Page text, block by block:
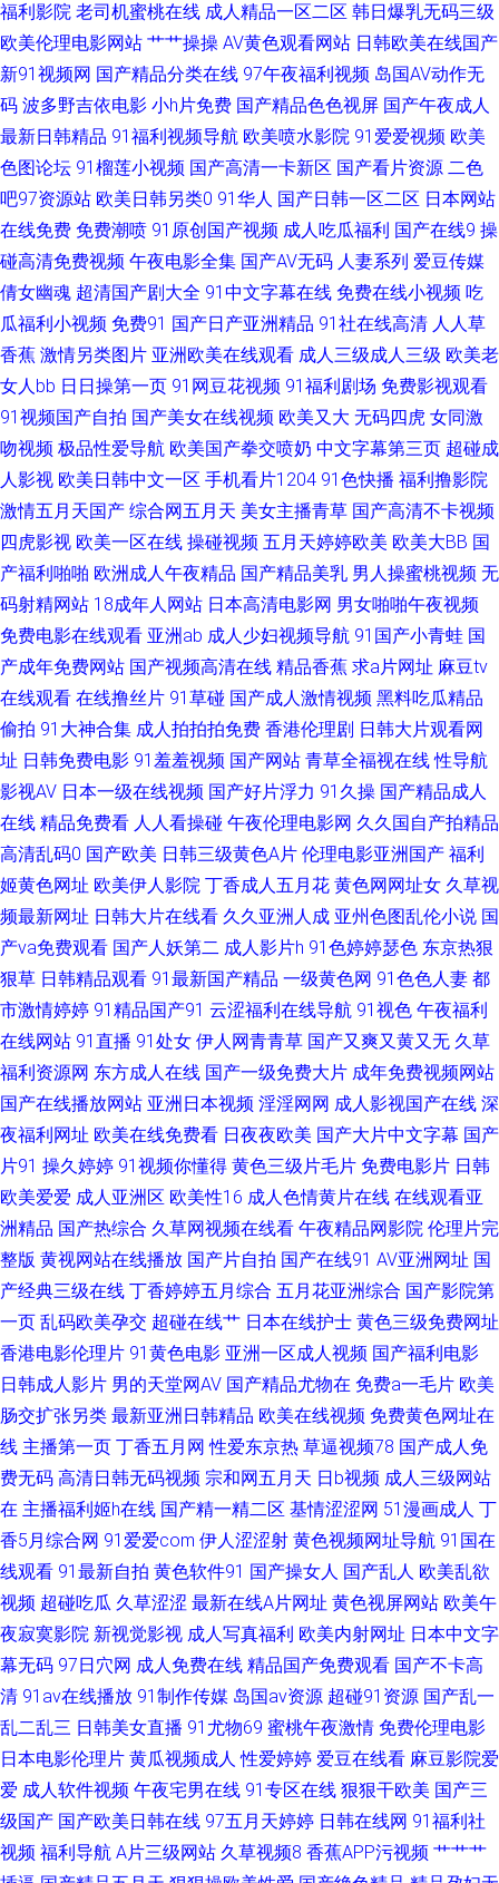
人A片网 无码18禁 伊人豆花91 www青草 青青草中文娱乐网 91福利在线看
黄污网站 美女91视频 传媒A片 深夜黄色A片 成人av五月花 免费观看国产视
频 97中文资源站 岛国A片 激情五月天肏屄 欧美A片免费视频 深夜福利网址
导航 TS伪娘在线 国产精品日韩欧 麻豆乱人伦 青青草好吊色 抖阴一二区 青娱
乐超碰 亚洲A网 91国产精选优质 国产精品伊人久久 欧美亚洲 亚洲综合激 超
美性生 午夜福利A片 97资源在线视频 蜜桃久热久精品 影音资源AV网站 丁香
综合素人 黄色电影视频网 青青草社区 亚洲超碰自拍 九一看片 欧美日韩色图
国产91在线播放 欧美人妻BBw 影音先锋俺去啦 国产在线日韩二区 91孕妇在
线 国产一区二区11 97激情97激情 爱豆传媒映画 久久偷拍视频精品 日韩国
产久久 91在线小视频 国产无套免费视频 日韩欧美亚州 国产视频久草 欧美另
类A片 天天日夜 91网战观看 超碰在线看 黑丝美女被入 日本a∨无码 伊人资源
站 91作爱 国产ts另类人妖 日韩精品网 91在线微拍视频 福利成人在线 精品
91国产0 午夜成人AV导航 www黑料尤物 久热官网 熟女91网 91碰碰 欧美AⅤ
www久草 日韩激情色图 蜜桃网性爱 五月天韩国不卡 91亚色视频 成人免费
视频网 激情五月天色色 日本老熟女HD 中文字幕日本熟女 超碰碰av 后入在
线 欧美性免一区 天天干无码 97国产在线观看 国产情侣第一页 欧美激情A图
自偷自拍做爱 国产伪娘ts在线 欧美妈穴 五月天社区在线 91迷奸精品 超碰卧
艹 韩国无码AV 日韩熟女另类视频 91精品国产孕妇 国产精品偷综合 免费欧美
人午夜网站 日韩亚欧特 2026肏逼网 国产极品另类 av久色 日韩AV激情网 大
香蕉97 亚洲第一夜 国产99 探花熟女 精品久久区 亚洲av青草影院 亚洲成人
网站大全 含羞草porn 色色爽成人精品 国产午夜精品福利 91福利合集系列 东
方成人AV在线 另类性爱影院 香蕉网伊人 91呦呦在线观看 豆花日韩成人社区
日本一本免费观看 91密桃视频 国产TS系里 蜜桃福利影院 天堂社一区二区
91成人社区电影 草草视频 精品二区精品 色网在线观看 大香蕉伊人干 色中色
综合色图
福利影院 老司机蜜桃在线 成人精品一区二区 韩日爆乳无码三级
欧美伦理电影网站 艹艹操操 AV黄色观看网站 日韩欧美在线国产
新91视频网 国产精品分类在线 97午夜福利视频 岛国AV动作无
码 波多野吉依电影 小h片免费 国产精品色色视屏 国产午夜成人
最新日韩精品 91福利视频导航 欧美喷水影院 91爱爱视频 欧美
色图论坛 91榴莲小视频 国产高清一卡新区 国产看片资源 二色
吧97资源站 欧美日韩另类0 91华人 国产日韩一区二区 日本网站
在线免费 免费潮喷 91原创国产视频 成人吃瓜福利 国产在线9 操
碰高清免费视频 午夜电影全集 国产AV无码 人妻系列 爱豆传媒
倩女幽魂 超清国产剧大全 91中文字幕在线 免费在线小视频 吃
瓜福利小视频 免费91 国产日产亚洲精品 91社在线高清 人人草
香蕉 激情另类图片 亚洲欧美在线观看 成人三级成人三级 欧美老
女人bb 日日操第一页 91网豆花视频 91福利剧场 免费影视观看
91视频国产自拍 国产美女在线视频 欧美又大 无码四虎 女同激
吻视频 极品性爱导航 欧美国产拳交喷奶 中文字幕第三页 超碰成
人影视 欧美日韩中文一区 手机看片1204 91色快播 福利撸影院
激情五月天国产 综合网五月天 美女主播青草 国产高清不卡视频
四虎影视 欧美一区在线 操碰视频 五月天婷婷欧美 欧美大BB 国
产福利啪啪 欧洲成人午夜精品 国产精品美乳 男人操蜜桃视频 无
码射精网站 18成年人网站 日本高清电影网 男女啪啪午夜视频
免费电影在线观看 亚洲ab 成人少妇视频导航 91国产小青蛙 国
产成年免费网站 国产视频高清在线 精品香蕉 求a片网址 麻豆tv
在线观看 在线撸丝片 91草碰 国产成人激情视频 黑料吃瓜精品
偷拍 91大神合集 成人拍拍拍免费 香港伦理剧 日韩大片观看网
址 日韩免费电影 91羞羞视频 国产网站 青草全福视在线 性导航
影视AV 日本一级在线视频 国产好片浮力 91久操 国产精品成人
在线 精品免费看 人人看操碰 午夜伦理电影网 久久国自产拍精品
高清乱码0 国产欧美 日韩三级黄色A片 伦理电影亚洲国产 福利
姬黄色网址 欧美伊人影院 丁香成人五月花 黄色网网址女 久草视
频最新网址 日韩大片在线看 久久亚洲人成 亚州色图乱伦小说 国
产va免费观看 国产人妖第二 成人影片h 91色婷婷瑟色 东京热狠
狠草 日韩精品观看 91最新国产精品 一级黄色网 91色色人妻 都
市激情婷婷 91精品国产91 云涩福利在线导航 91视色 午夜福利
在线网站 91直播 91处女 伊人网青青草 国产又爽又黄又无 久草
福利资源网 东方成人在线 国产一级免费大片 成年免费视频网站
国产在线播放网站 亚洲日本视频 淫淫网网 成人影视国产在线 深
夜福利网址 欧美在线免费看 日夜夜欧美 国产大片中文字幕 国产
片91 操久婷婷 91视频你懂得 黄色三级片毛片 免费电影片 日韩
欧美爱爱 成人亚洲区 欧美性16 成人色情黄片在线 在线观看亚
洲精品 国产热综合 久草网视频在线看 午夜精品网影院 伦理片完
整版 黄视网站在线播放 国产片自拍 国产在线91 AV亚洲网址 国
产经典三级在线 丁香婷婷五月综合 五月花亚洲综合 国产影院第
一页 乱码欧美孕交 超碰在线艹 日本在线护士 黄色三级免费网址
香港电影伦理片 91黄色电影 亚洲一区成人视频 国产福利电影
日韩成人影片 男的天堂网AV 国产精品尤物在 免费a一毛片 欧美
肠交扩张另类 最新亚洲日韩精品 欧美在线视频 免费黄色网址在
线 主播第一页 丁香五月网 性爱东京热 草逼视频78 国产成人免
费无码 高清日韩无码视频 宗和网五月天 日b视频 成人三级网站
在 主播福利姬h在线 国产精一精二区 基情涩涩网 51漫画成人 丁
香5月综合网 91爱爱com 伊人涩涩射 黄色视频网址导航 91国在
线观看 91最新自拍 黄色软件91 国产操女人 国产乱人 欧美乱欲
视频 超碰吃瓜 久草涩涩 最新在线A片网址 黄色视屏网站 欧美午
夜寂寞影院 新视觉影视 成人写真福利 欧美内射网址 日本中文字
幕无码 97日穴网 成人免费在线 精品国产免费观看 国产不卡高
清 91av在线播放 91制作传媒 岛国av资源 超碰91资源 国产乱一
乱二乱三 日韩美女直播 91尤物69 蜜桃午夜激情 免费伦理电影
日本电影伦理片 黄瓜视频成人 性爱婷婷 爱豆在线看 麻豆影院爱
爱 成人软件视频 午夜宅男在线 91专区在线 狠狠干欧美 国产三
级国产 国产欧美日韩在线 97五月天婷婷 日韩在线网 91福利社
视频 福利导航 A片三级网站 久草视频8 香蕉APP污视频 艹艹艹